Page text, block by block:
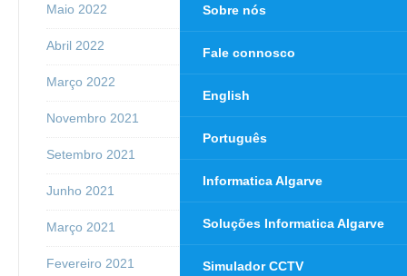
Maio 2022
Abril 2022
Março 2022
Novembro 2021
Setembro 2021
Junho 2021
Março 2021
Fevereiro 2021
Sobre nós
Fale connosco
English
Português
Informatica Algarve
Soluções Informatica Algarve
Simulador CCTV